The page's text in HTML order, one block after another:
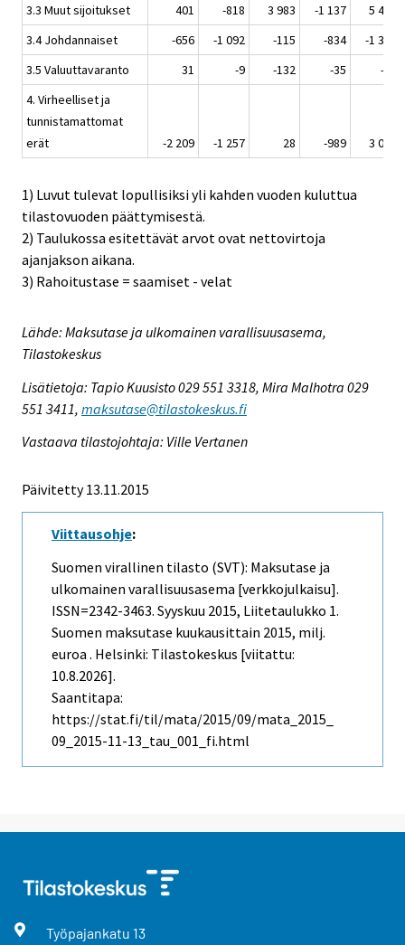
3.3 Muut sijoitukset
401 -818 3 983 -1 137
5 479
3.4 Johdannaiset
-656 -1 092 -115 -834
-1 325
3.5 Valuuttavaranto
31 -9 -132 -35
-84
4. Virheelliset ja
tunnistamattomat
erät
-2 209 -1 257 28 -989 3 014
1) Luvut tulevat lopullisiksi yli kahden vuoden kuluttua
tilastovuoden päättymisestä.
2) Taulukossa esitettävät arvot ovat nettovirtoja
ajanjakson aikana.
3) Rahoitustase = saamiset - velat
Lähde: Maksutase ja ulkomainen varallisuusasema,
Tilastokeskus
Lisätietoja: Tapio Kuusisto 029 551 3318, Mira Malhotra 029
551 3411, maksutase@tilastokeskus.fi
Vastaava tilastojohtaja: Ville Vertanen
Päivitetty 13.11.2015
Viittausohje:
Suomen virallinen tilasto (SVT): Maksutase ja
ulkomainen varallisuusasema [verkkojulkaisu].
ISSN=2342-3463. Syyskuu 2015, Liitetaulukko 1.
Suomen maksutase kuukausittain 2015, milj.
euroa . Helsinki: Tilastokeskus [viitattu:
10.8.2026].
Saantitapa:
https://stat.fi/til/mata/2015/09/mata_2015_
09_2015-11-13_tau_001_fi.html
Työpajankatu 13